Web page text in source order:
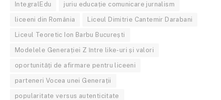
IntegralEdu juriu educație comunicare jurnalism
liceeni din România Liceul Dimitrie Cantemir Darabani
Liceul Teoretic Ion Barbu București
Modelele Generației Z între like-uri și valori
oportunități de afirmare pentru liceeni
parteneri Vocea unei Generații
popularitate versus autenticitate